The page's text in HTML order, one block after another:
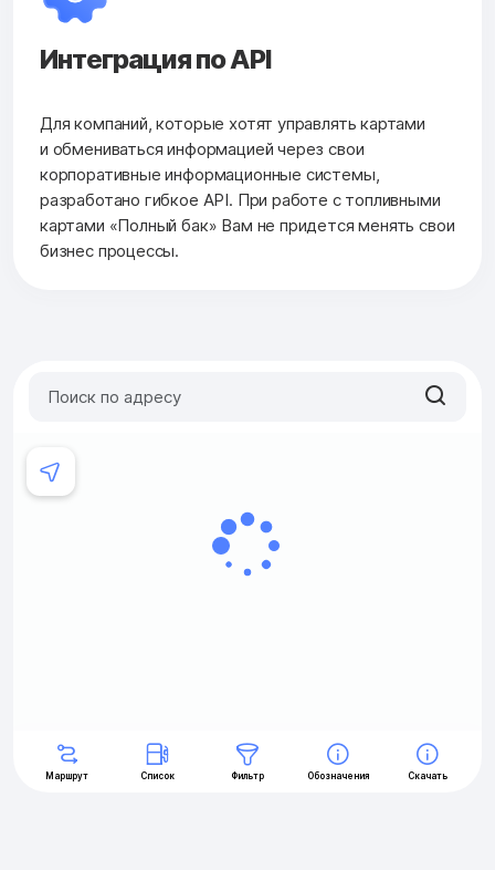
Интеграция по API
Для компаний, которые хотят управлять картами
и обмениваться информацией через свои
корпоративные информационные системы,
разработано гибкое API. При работе с топливными
картами «Полный бак» Вам не придется менять свои
бизнес процессы.